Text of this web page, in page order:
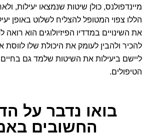
מיינדפולנס, כולן שיטות שנמצאו יעילות,
הללו צפוי המטופל להצליח לשלוט באופן
את השינויים במדדיו הפיזיולוגים הוא רואה
להכיר ולהבין לעומק את היכולת שלו
ליישם ביעילות את השיטות שלמד גם
הטיפולים.
בואו נדבר על
החשובים